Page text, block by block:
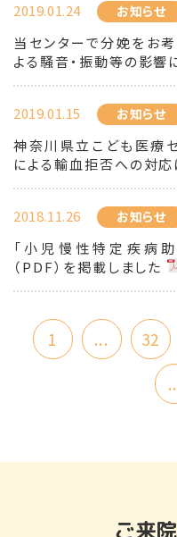
2019.01.24 お知らせ
当センターで分娩をお
よる騒音・振動等の影
2019.01.15 お知らせ
神奈川県立こども医療
による輸血拒否への対
2018.11.26 お知らせ
「小児慢性特定疾病
（PDF）を掲載しました
1 ... 32
ご来